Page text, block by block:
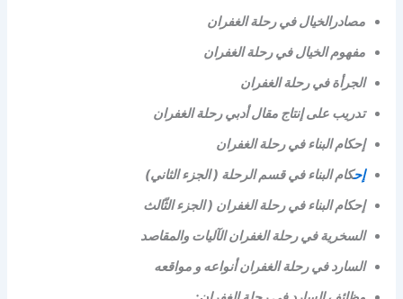
مصادرالخيال في رحلة الغفران
مفهوم الخيال في رحلة الغفران
الجرأة في رحلة الغفران
تدريب على إنتاج مقال أدبي رحلة الغفران
إحكام البناء في رحلة الغفران
إحكام البناء في قسم الرحلة ( الجزء الثاني)
إحكام البناء في رحلة الغفران ( الجزء الثّالث
السخرية في رحلة الغفران الآليات والمقاصد
السارد في رحلة الغفران أنواعه و مواقعه